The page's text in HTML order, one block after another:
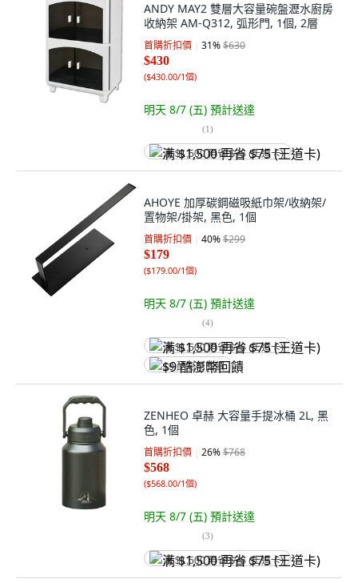
ANDY MAY2 雙層大容量碗盤瀝水廚房
收納架 AM-Q312, 弧形門, 1個, 2層
首購折扣價 31%$630
$430
($430.00/1個)
明天 8/7 (五) 預計送達
(1)
满 $1,500 再省 $75 (王道卡)
AHOYE 加厚碳鋼磁吸紙巾架/收納架/
置物架/掛架, 黑色, 1個
首購折扣價 40%$299
$179
($179.00/1個)
明天 8/7 (五) 預計送達
(4)
满 $1,500 再省 $75 (王道卡)
$9 酷澎幣回饋
ZENHEO 卓赫 大容量手提冰桶 2L, 黑
色, 1個
首購折扣價 26%$768
$568
($568.00/1個)
明天 8/7 (五) 預計送達
(3)
满 $1,500 再省 $75 (王道卡)